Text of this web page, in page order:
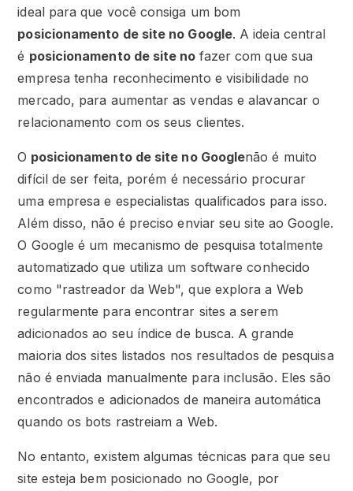
ideal para que você consiga um bom
posicionamento de site no Google. A ideia central
é posicionamento de site no fazer com que sua
empresa tenha reconhecimento e visibilidade no
mercado, para aumentar as vendas e alavancar o
relacionamento com os seus clientes.
O posicionamento de site no Googlenão é muito
difícil de ser feita, porém é necessário procurar
uma empresa e especialistas qualificados para isso.
Além disso, não é preciso enviar seu site ao Google.
O Google é um mecanismo de pesquisa totalmente
automatizado que utiliza um software conhecido
como "rastreador da Web", que explora a Web
regularmente para encontrar sites a serem
adicionados ao seu índice de busca. A grande
maioria dos sites listados nos resultados de pesquisa
não é enviada manualmente para inclusão. Eles são
encontrados e adicionados de maneira automática
quando os bots rastreiam a Web.
No entanto, existem algumas técnicas para que seu
site esteja bem posicionado no Google, por